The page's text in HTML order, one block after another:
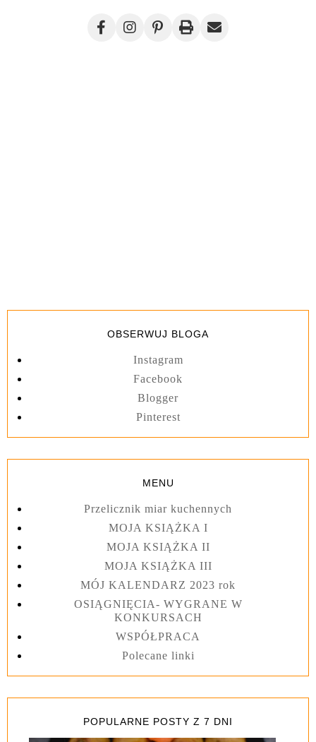
OBSERWUJ BLOGA
Instagram
Facebook
Blogger
Pinterest
MENU
Przelicznik miar kuchennych
MOJA KSIĄŻKA I
MOJA KSIĄŻKA II
MOJA KSIĄŻKA III
MÓJ KALENDARZ 2023 rok
OSIĄGNIĘCIA- WYGRANE W
KONKURSACH
WSPÓŁPRACA
Polecane linki
POPULARNE POSTY Z 7 DNI